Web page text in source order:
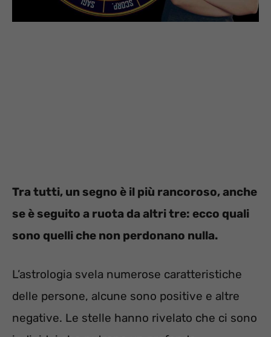
Tra tutti, un segno è il più rancoroso, anche
se è seguito a ruota da altri tre: ecco quali
sono quelli che non perdonano nulla.
L’astrologia svela numerose caratteristiche
delle persone, alcune sono positive e altre
negative. Le stelle hanno rivelato che ci sono